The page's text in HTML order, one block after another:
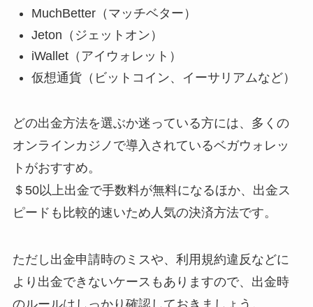
MuchBetter（マッチベター）
Jeton（ジェットオン）
iWallet（アイウォレット）
仮想通貨（ビットコイン、イーサリアムなど）
どの出金方法を選ぶか迷っている方には、多くの
オンラインカジノで導入されているベガウォレッ
トがおすすめ。
＄50以上出金で手数料が無料になるほか、出金ス
ピードも比較的速いため人気の決済方法です。
ただし出金申請時のミスや、利用規約違反などに
より出金できないケースもありますので、出金時